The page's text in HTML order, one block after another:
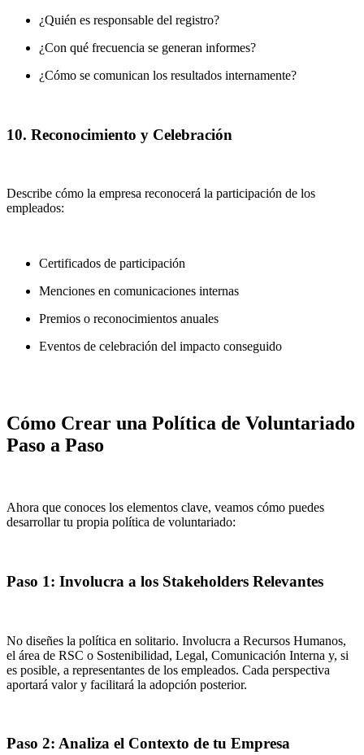
¿Quién es responsable del registro?
¿Con qué frecuencia se generan informes?
¿Cómo se comunican los resultados internamente?
10. Reconocimiento y Celebración
Describe cómo la empresa reconocerá la participación de los
empleados:
Certificados de participación
Menciones en comunicaciones internas
Premios o reconocimientos anuales
Eventos de celebración del impacto conseguido
Cómo Crear una Política de Voluntariado
Paso a Paso
Ahora que conoces los elementos clave, veamos cómo puedes
desarrollar tu propia política de voluntariado:
Paso 1: Involucra a los Stakeholders Relevantes
No diseñes la política en solitario. Involucra a Recursos Humanos,
el área de RSC o Sostenibilidad, Legal, Comunicación Interna y, si
es posible, a representantes de los empleados. Cada perspectiva
aportará valor y facilitará la adopción posterior.
Paso 2: Analiza el Contexto de tu Empresa